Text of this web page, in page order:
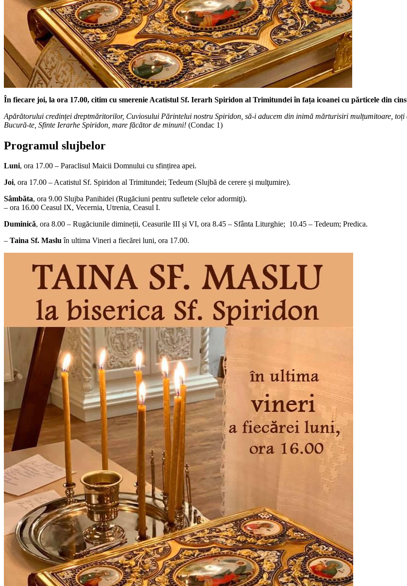
În fiecare joi, la ora 17.00, citim cu smerenie Acatistul Sf. Ierarh Spiridon al Trimitundei în fața icoanei cu părticele din
Apărătorului credinței dreptmăritorilor, Cuviosului Părintelui nostru Spiridon, să-i aducem din inimă mărturisiri mulțumitoare,
Bucură-te, Sfinte Ierarhe Spiridon, mare făcător de minuni! (Condac 1)
Programul slujbelor
Luni, ora 17.00 – Paraclisul Maicii Domnului cu sfințirea apei.
Joi, ora 17.00 – Acatistul Sf. Spiridon al Trimitundei; Tedeum (Slujbă de cerere și mulţumire).
Sâmbăta, ora 9.00 Slujba Panihidei (Rugăciuni pentru sufletele celor adormiţi).
– ora 16.00 Ceasul IX, Vecernia, Utrenia, Ceasul I.
Duminică, ora 8.00 – Rugăciunile dimineții, Ceasurile III și VI, ora 8.45 – Sfânta Liturghie; 10.45 – Tedeum; Predica.
– Taina Sf. Masluîn ultima Vineri a fiecărei luni, ora 17.00.